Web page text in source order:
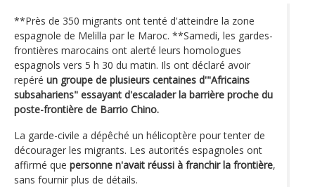
**Près de 350 migrants ont tenté d'atteindre la zone
espagnole de Melilla par le Maroc. **Samedi, les gardes-
frontières marocains ont alerté leurs homologues
espagnols vers 5 h 30 du matin. Ils ont déclaré avoir
repéré un groupe de plusieurs centaines d'"Africains
subsahariens" essayant d'escalader la barrière proche du
poste-frontière de Barrio Chino.
La garde-civile a dépêché un hélicoptère pour tenter de
décourager les migrants. Les autorités espagnoles ont
affirmé que personne n'avait réussi à franchir la frontière,
sans fournir plus de détails.